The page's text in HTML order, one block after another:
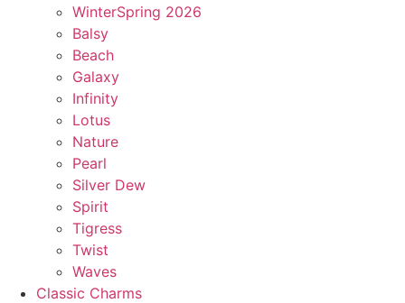
WinterSpring 2026
Balsy
Beach
Galaxy
Infinity
Lotus
Nature
Pearl
Silver Dew
Spirit
Tigress
Twist
Waves
Classic Charms